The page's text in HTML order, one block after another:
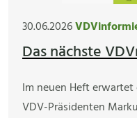
30.06.2026
Das nächste
Im neuen Heft
VDV-Präsidenten